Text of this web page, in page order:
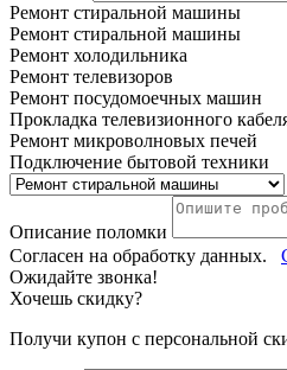
Ремонт стиральной машины
Ремонт стиральной машины
Ремонт холодильника
Ремонт телевизоров
Ремонт посудомоечных машин
Прокладка телевизионного
Ремонт микроволновых печей
Подключение бытовой техники
Описание поломки
Согласен на обработку данных.
Ожидайте звонка!
Хочешь скидку?
Получи купон c персональной